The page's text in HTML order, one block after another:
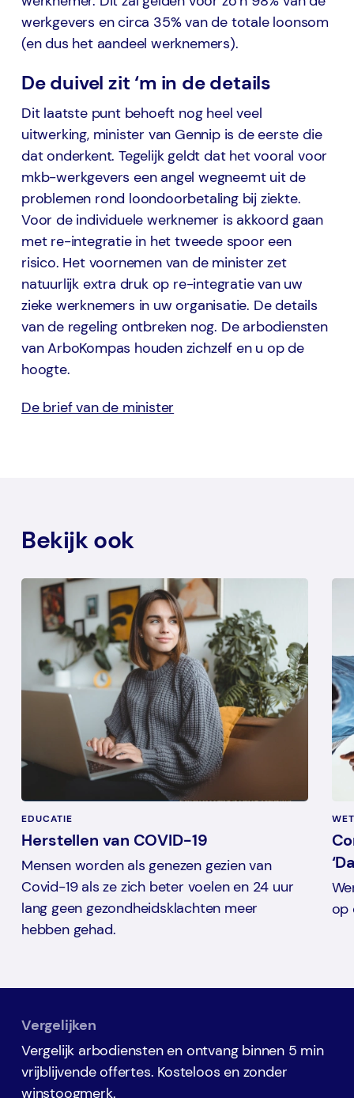
werkgevers en circa 35% van de totale loonsom
(en dus het aandeel werknemers).
De duivel zit ‘m in de details
Dit laatste punt behoeft nog heel veel
uitwerking, minister van Gennip is de eerste die
dat onderkent. Tegelijk geldt dat het vooral voor
mkb-werkgevers een angel wegneemt uit de
problemen rond loondoorbetaling bij ziekte.
Voor de individuele werknemer is akkoord gaan
met re-integratie in het tweede spoor een
risico. Het voornemen van de minister zet
natuurlijk extra druk op re-integratie van uw
zieke werknemers in uw organisatie. De details
van de regeling ontbreken nog. De arbodiensten
van ArboKompas houden zichzelf en u op de
hoogte.
De brief van de minister
Bekijk ook
EDUCATIE
Herstellen van COVID-19
Mensen worden als genezen gezien van
Covid-19 als ze zich beter voelen en 24 uur
lang geen gezondheidsklachten meer
hebben gehad.
op
Vergelijken
Vergelijk arbodiensten en ontvang binnen 5 min
vrijblijvende offertes. Kosteloos en zonder
winstoogmerk.